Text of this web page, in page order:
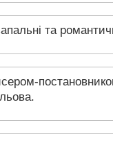
та